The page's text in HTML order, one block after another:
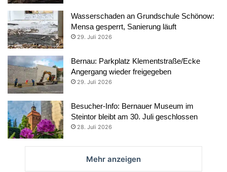
Wasserschaden an Grundschule Schönow:
Mensa gesperrt, Sanierung läuft
29. Juli 2026
Bernau: Parkplatz Klementstraße/Ecke
Angergang wieder freigegeben
29. Juli 2026
Besucher-Info: Bernauer Museum im
Steintor bleibt am 30. Juli geschlossen
28. Juli 2026
Mehr anzeigen